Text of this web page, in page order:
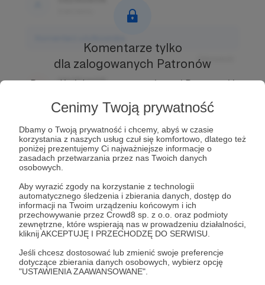
Cenimy Twoją prywatność
Dbamy o Twoją prywatność i chcemy, abyś w czasie
korzystania z naszych usług czuł się komfortowo, dlatego też
poniżej prezentujemy Ci najważniejsze informacje o
zasadach przetwarzania przez nas Twoich danych
osobowych.
Aby wyrazić zgody na korzystanie z technologii
automatycznego śledzenia i zbierania danych, dostęp do
informacji na Twoim urządzeniu końcowym i ich
przechowywanie przez Crowd8 sp. z o.o. oraz podmioty
zewnętrzne, które wspierają nas w prowadzeniu działalności,
kliknij AKCEPTUJĘ I PRZECHODZĘ DO SERWISU.
Jeśli chcesz dostosować lub zmienić swoje preferencje
dotyczące zbierania danych osobowych, wybierz opcję
"USTAWIENIA ZAAWANSOWANE".
Odpowiedz
Użytkownik
Odpowiedz
Użytkownik
3 dni temu
Komentarz użytkownika
Odpowiedz
Komentarze tylko
dla zalogowanych Patronów
Prowadź ciekawe rozmowy z innymi Patronami i
dostęp!
Zostań Patronem